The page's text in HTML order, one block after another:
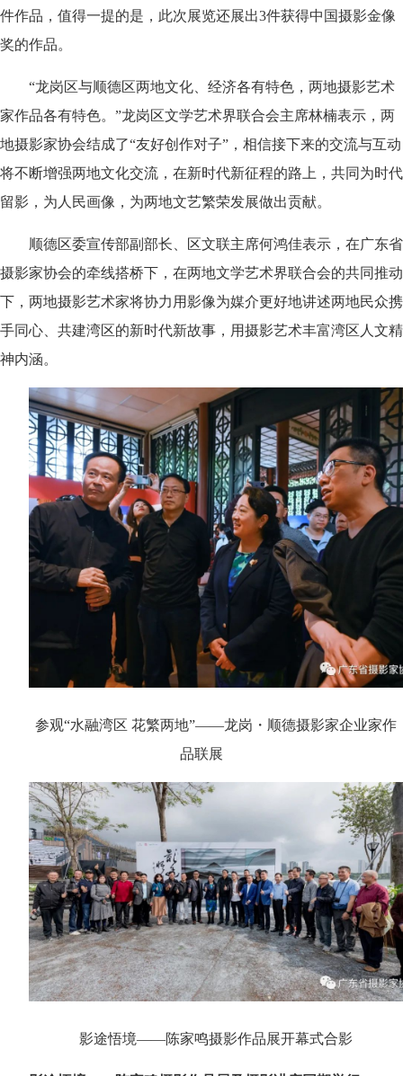
件作品，值得一提的是，此次展览还展出3件获得中国摄影金像
奖的作品。
“龙岗区与顺德区两地文化、经济各有特色，两地摄影艺术
家作品各有特色。”龙岗区文学艺术界联合会主席林楠表示，两
地摄影家协会结成了“友好创作对子”，相信接下来的交流与互动
将不断增强两地文化交流，在新时代新征程的路上，共同为时代
留影，为人民画像，为两地文艺繁荣发展做出贡献。
顺德区委宣传部副部长、区文联主席何鸿佳表示，在广东省
摄影家协会的牵线搭桥下，在两地文学艺术界联合会的共同推动
下，两地摄影艺术家将协力用影像为媒介更好地讲述两地民众携
手同心、共建湾区的新时代新故事，用摄影艺术丰富湾区人文精
神内涵。
参观“水融湾区 花繁两地”——龙岗・顺德摄影家企业家作
品联展
影途悟境——陈家鸣摄影作品展开幕式合影